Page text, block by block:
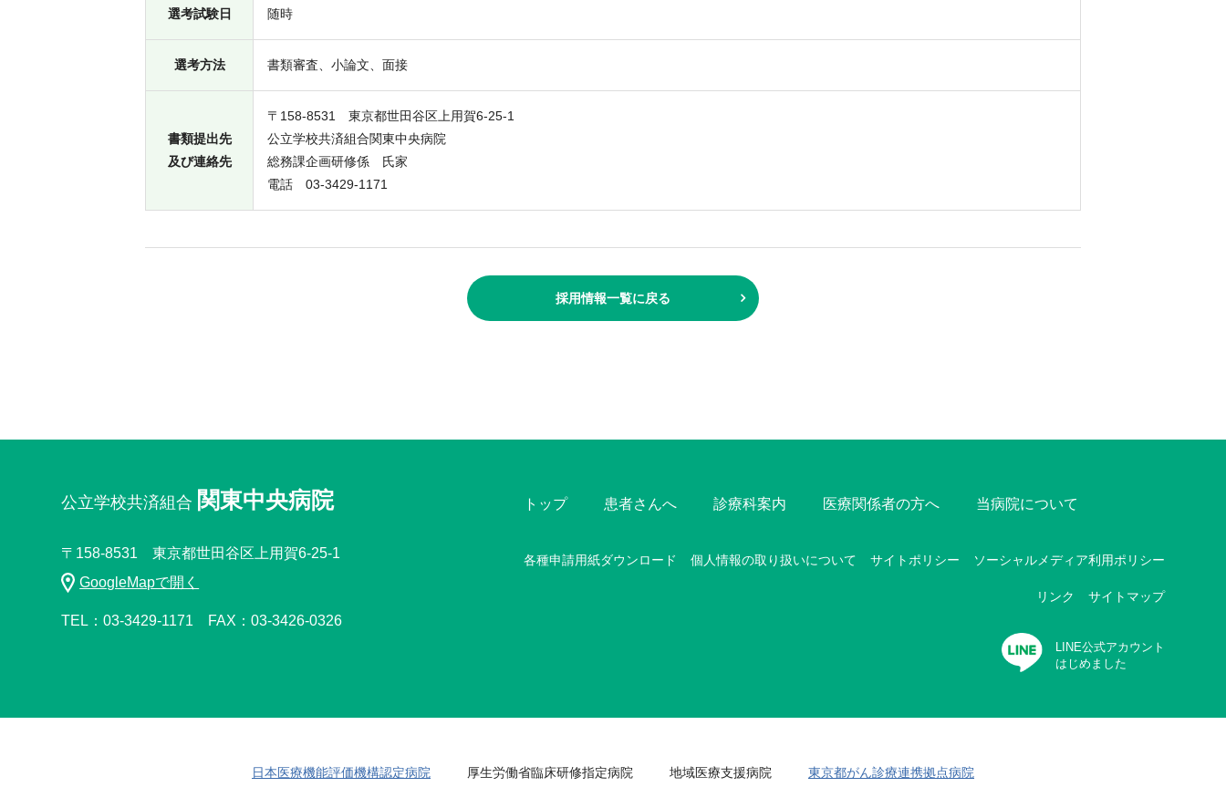
選考試験日 随時
選考方法 書類審査、小論文、面接
書類提出先
及び連絡先
〒158-8531 東京都世田谷区上用賀6-25-1
公立学校共済組合関東中央病院
総務課企画研修係 氏家
電話 03-3429-1171
採用情報一覧に戻る
公立学校共済組合 関東中央病院
〒158-8531 東京都世田谷区上用賀6-25-1
GoogleMapで開く
TEL：03-3429-1171 FAX：03-3426-0326
トップ 患者さんへ 診療科案内 医療関係者の方へ 当病院について
各種申請用紙ダウンロード 個人情報の取り扱いについて サイトポリシー ソーシャルメディア利用ポリシー
リンク サイトマップ
LINE公式アカウント
はじめました
日本医療機能評価機構認定病院 厚生労働省臨床研修指定病院 地域医療支援病院 東京都がん診療連携拠点病院